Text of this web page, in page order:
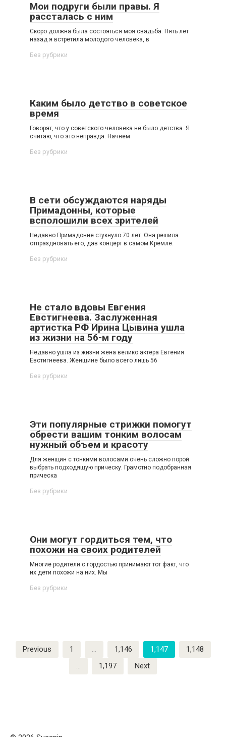
Мои подруги были правы. Я
рассталась с ним
Скоро должна была состояться моя свадьба. Пять лет
назад я встретила молодого человека, в
Без рубрики
Каким было детство в советское
время
Говорят, что у советского человека не было детства. Я
считаю, что это неправда. Начнем
Без рубрики
В сети обсуждаются наряды
Примадонны, которые
всполошили всех зрителей
Недавно Примадонне стукнуло 70 лет. Она решила
отпраздновать его, дав концерт в самом Кремле.
Без рубрики
Не стало вдовы Евгения
Евстигнеева. Заслуженная
артистка РФ Ирина Цывина ушла
из жизни на 56-м году
Недавно ушла из жизни жена велико актера Евгения
Евстигнеева. Женщине было всего лишь 56
Без рубрики
Эти популярные стрижки помогут
обрести вашим тонким волосам
нужный объем и красоту
Для женщин с тонкими волосами очень сложно порой
выбрать подходящую прическу. Грамотно подобранная
прическа
Без рубрики
Они могут гордиться тем, что
похожи на своих родителей
Многие родители с гордостью принимают тот факт, что
их дети похожи на них. Мы
Без рубрики
Posts
pagination
Previous 1 … 1,146 1,147
1,148
…
1,197 Next